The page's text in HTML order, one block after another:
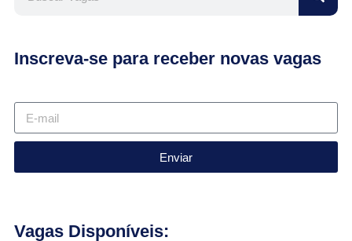
Inscreva-se para receber novas vagas
Enviar
Vagas Disponíveis: